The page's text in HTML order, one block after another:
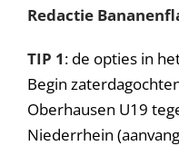
Redactie
TIP 1: de opties in
Begin
Oberhausen U19
Niederrhein